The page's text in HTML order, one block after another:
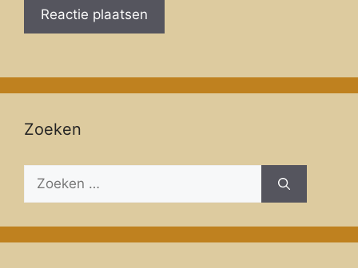
Zoeken
Zoeken